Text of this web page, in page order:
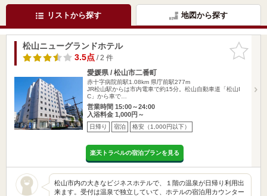
リストから探す 地図から探す
お気に入
りに追加
松山ニューグランドホテル
3.5点/ 2 件
愛媛県 / 松山市二番町
赤十字病院前駅1.08km 県庁前駅277m
JR松山駅からは市内電車で約15分。松山自動車道「松山I
C」から車で…
営業時間 15:00～24:00
入浴料金 1,000円～
日帰り 宿泊 格安（1,000円以下）
楽天トラベルの宿泊プランを見る
松山市内の大きなビジネスホテルで、１階の温泉が日帰り利用出
来ます。受付は温泉で独立していて、ホテルの宿泊用カウンター